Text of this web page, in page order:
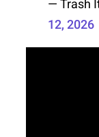
— Trash
12, 2026